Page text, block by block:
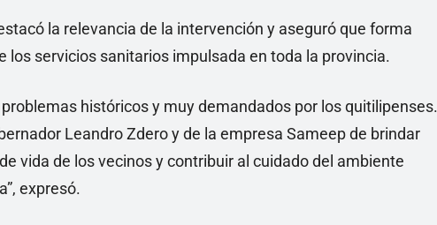
la relevancia de la intervención y aseguró que forma
servicios sanitarios impulsada en toda la provincia.
históricos y muy demandados por los quitilipenses.
Leandro Zdero y de la empresa Sameep de brindar
vida de los vecinos y contribuir al cuidado del ambiente
expresó.